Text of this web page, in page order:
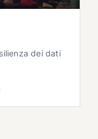
dei dati